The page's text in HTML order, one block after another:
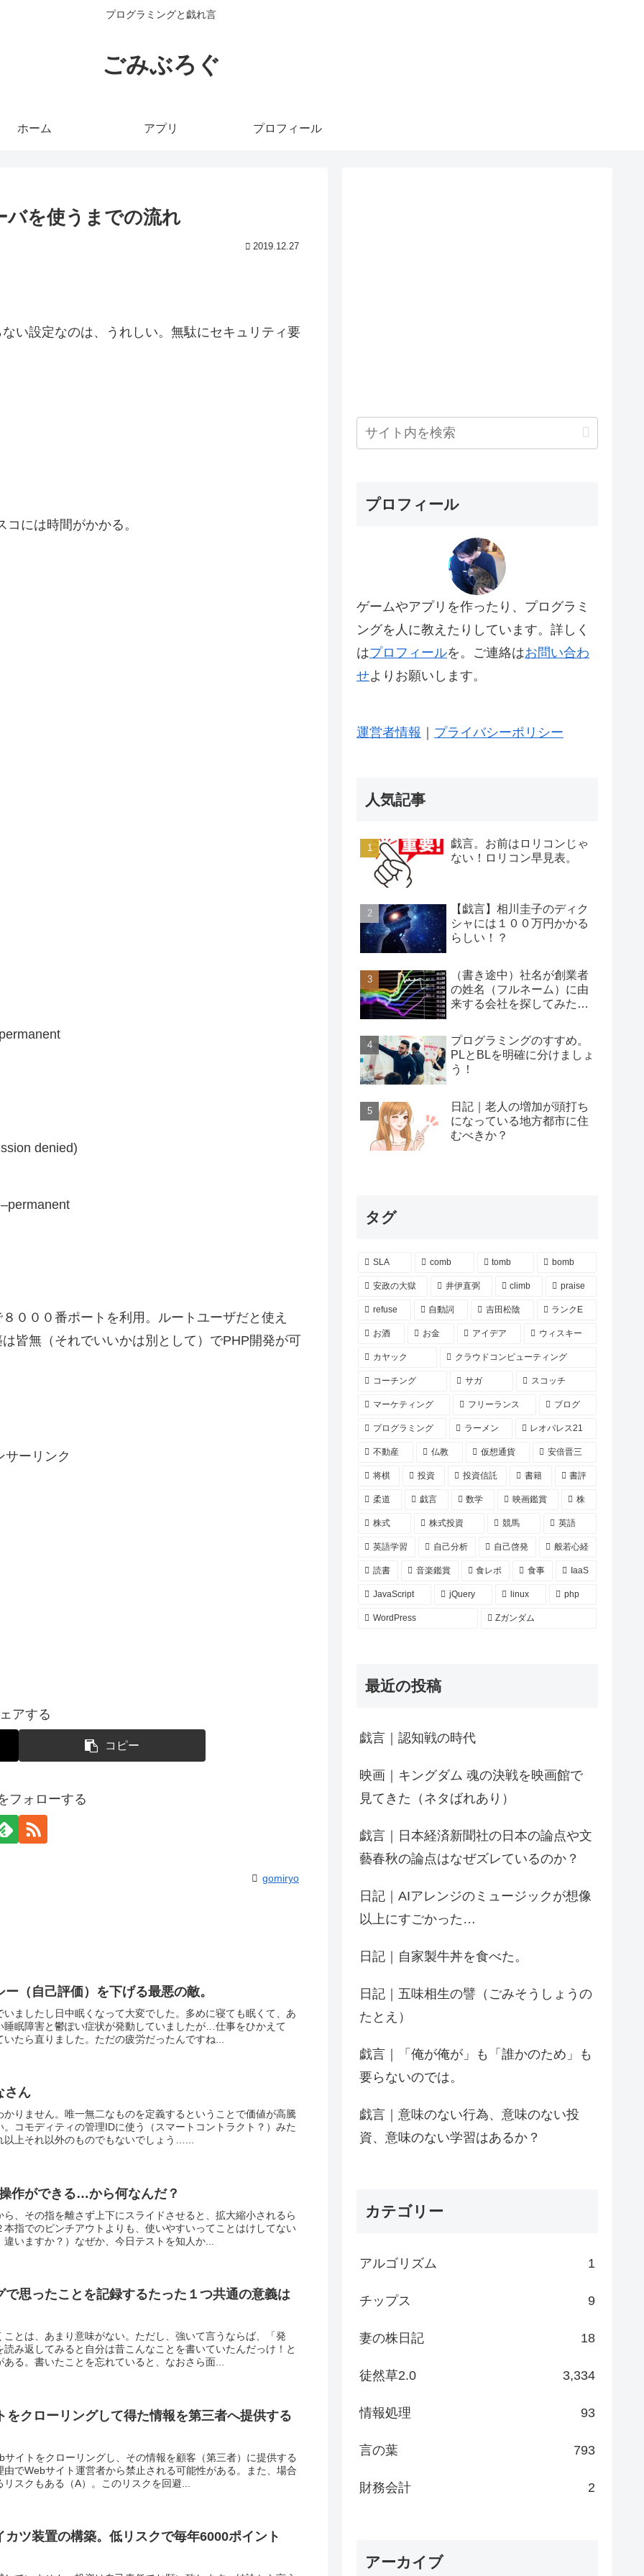
プログラミングと戯れ言
ごみぶろぐ
ホーム アプリ プロフィール
を使うまでの流れ
2019.12.27
い設定なのは、うれしい。無駄にセキュリティ要
には時間がかかる。
denied)
０００番ポートを利用。ルートユーザだと使え
皆無（それでいいかは別として）でPHP開発が可
サーリンク
アする
コピー
フォローする
gomiryo
（自己評価）を下げる最悪の敵。
ましたし日中眠くなって大変でした。多めに寝ても眠くて、あ
睡眠障害と鬱ぽい症状が発動していましたが…仕事をひかえて
たら直りました。ただの疲労だったんですね...
さん
りません。唯一無二なものを定義するということで価値が高騰
コモディティの管理IDに使う（スマートコントラクト？）みた
以上それ以外のものでもないでしょう…...
作ができる…から何なんだ？
、その指を離さず上下にスライドさせると、拡大縮小されるら
本指でのピンチアウトよりも、使いやすいってことはけしてない
いますか？）なぜか、今日テストを知人か...
で思ったことを記録するたった１つ共通の意義は
とは、あまり意味がない。ただし、強いて言うならば、「発
み返してみると自分は昔こんなことを書いていたんだっけ！と
る。書いたことを忘れていると、なおさら面...
をクローリングして得た情報を第三者へ提供する
イトをクローリングし、その情報を顧客（第三者）に提供する
でWebサイト運営者から禁止される可能性がある。また、場合
スクもある（A）。このリスクを回避...
ツ装置の構築。低リスクで毎年6000ポイント
プロフィール
ゲームやアプリを作ったり、プログラミ
ングを人に教えたりしています。詳しく
はプロフィールを。ご連絡はお問い合わ
せよりお願いします。
運営者情報 プライバシーポリシー
人気記事
戯言。お前はロリコンじゃ
ない！ロリコン早見表。
【戯言】相川圭子のディク
シャには１００万円かかる
らしい！？
（書き途中）社名が創業者
の姓名（フルネーム）に由
来する会社を探してみた…
プログラミングのすすめ。
PLとBLを明確に分けましょ
う！
日記｜老人の増加が頭打ち
になっている地方都市に住
むべきか？
タグ
SLA comb tomb bomb
安政の大獄 井伊直弼 climb praise
refuse 自動詞 吉田松陰 ランクE
お酒 お金 アイデア ウィスキー
カヤック クラウドコンピューティング
コーチング サガ スコッチ
マーケティング フリーランス ブログ
プログラミング ラーメン レオパレス21
不動産 仏教 仮想通貨 安倍晋三
将棋 投資 投資信託 書籍 書評
柔道 戯言 数学 映画鑑賞 株
株式 株式投資 競馬 英語
英語学習 自己分析 自己啓発 般若心経
読書 音楽鑑賞 食レポ 食事 IaaS
JavaScript jQuery linux php
WordPress Zガンダム
最近の投稿
戯言｜認知戦の時代
映画｜キングダム 魂の決戦を映画館で
見てきた（ネタばれあり）
戯言｜日本経済新聞社の日本の論点や文
藝春秋の論点はなぜズレているのか？
日記｜AIアレンジのミュージックが想像
以上にすごかった…
日記｜自家製牛丼を食べた。
日記｜五味相生の譬（ごみそうしょうの
たとえ）
戯言｜「俺が俺が」も「誰かのため」も
要らないのでは。
戯言｜意味のない行為、意味のない投
資、意味のない学習はあるか？
カテゴリー
アルゴリズム 1
チップス 9
妻の株日記 18
徒然草2.0 3,334
情報処理 93
言の葉 793
財務会計 2
アーカイブ